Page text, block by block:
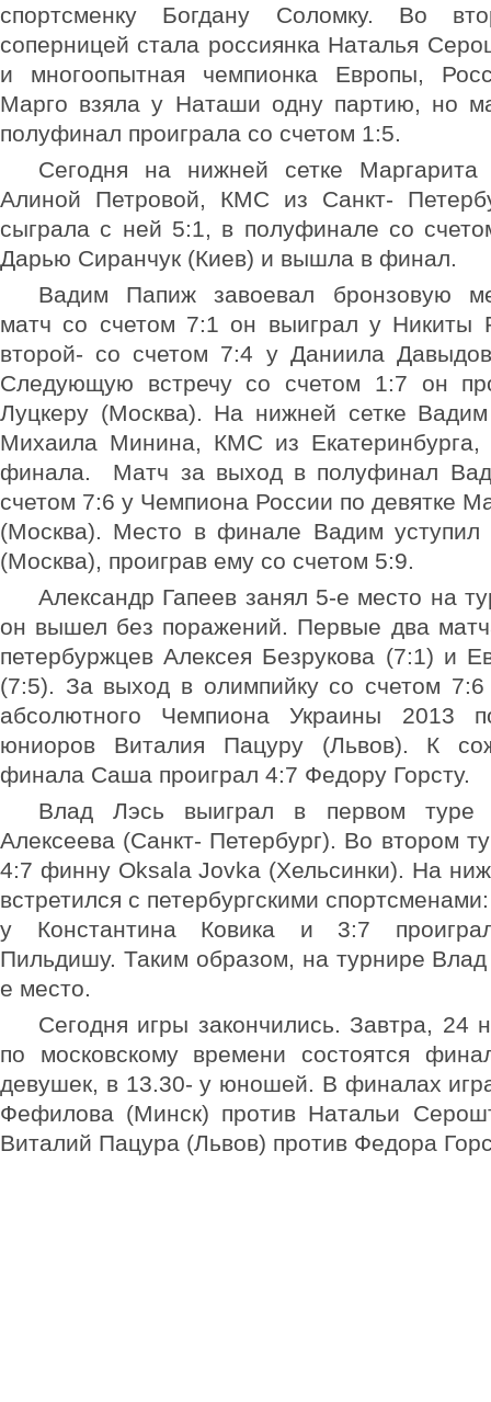
спортсменку Богдану Соломку. Во
соперницей стала россиянка Наталья
и многоопытная чемпионка Европы,
Марго взяла у Наташи одну партию, но
полуфинал проиграла со счетом 1:5.
Сегодня на нижней сетке Маргарита
Алиной Петровой, КМС из Санкт-
сыграла с ней 5:1, в полуфинале со
Дарью Сиранчук (Киев) и вышла в финал.
Вадим Папиж завоевал бронзовую
матч со счетом 7:1 он выиграл у Никиты
второй- со счетом 7:4 у Даниила
Следующую встречу со счетом 1:7 он
Луцкеру (Москва). На нижней сетке
Михаила Минина, КМС из
финала. Матч за выход в полуфинал
счетом 7:6 у Чемпиона России по девятке
(Москва). Место в финале Вадим уступил
(Москва), проиграв ему со счетом 5:9.
Александр Гапеев занял 5-е место на
он вышел без поражений. Первые два
петербуржцев Алексея Безрукова (7:1) и
(7:5). За выход в олимпийку со счетом
абсолютного Чемпиона Украины 2013
юниоров Виталия Пацуру (Львов). К
финала Саша проиграл 4:7 Федору Горсту.
Влад Лэсь выиграл в первом
Алексеева (Санкт- Петербург). Во втором
4:7 финну Oksala Jovka (Хельсинки). На
встретился с петербургскими
у Константина Ковика и 3:7
Пильдишу. Таким образом, на турнире
е место.
Сегодня игры закончились. Завтра, 24
по московскому времени состоятся
девушек, в 13.30- у юношей. В финалах
Фефилова (Минск) против Натальи
Виталий Пацура (Львов) против Федора